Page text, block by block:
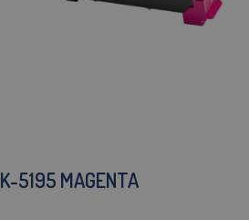
5195 MAGENTA